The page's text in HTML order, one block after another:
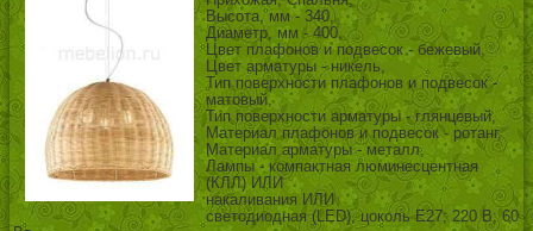
Высота, мм - 340,
Диаметр, мм - 400,
Цвет плафонов и подвесок - бежевый,
Цвет арматуры - никель,
Тип поверхности плафонов и подвесок -
матовый,
Тип поверхности арматуры - глянцевый,
Материал плафонов и подвесок - ротанг,
Материал арматуры - металл,
Лампы - компактная люминесцентная
(КЛЛ) ИЛИ
накаливания ИЛИ
светодиодная (LED), цоколь E27; 220 В; 60